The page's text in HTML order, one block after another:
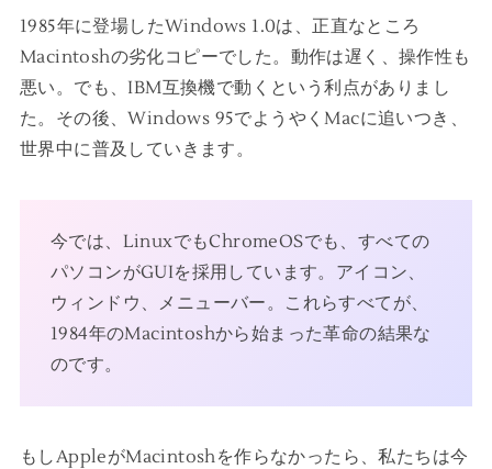
1985年に登場したWindows 1.0は、正直なところ
Macintoshの劣化コピーでした。動作は遅く、操作性も
悪い。でも、IBM互換機で動くという利点がありまし
た。その後、Windows 95でようやくMacに追いつき、
世界中に普及していきます。
今では、LinuxでもChromeOSでも、すべての
パソコンがGUIを採用しています。アイコン、
ウィンドウ、メニューバー。これらすべてが、
1984年のMacintoshから始まった革命の結果な
のです。
もしAppleがMacintoshを作らなかったら、私たちは今